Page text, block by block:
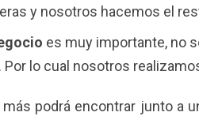
y nosotros hacemos el
es muy importante, no
lo cual nosotros
podrá encontrar junto a